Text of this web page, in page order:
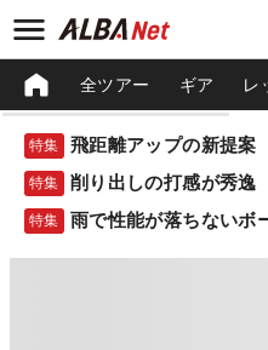
全ツアー ギア レ
特集
特集 削り出しの打感が秀逸
特集 雨で性能が落ちないボ